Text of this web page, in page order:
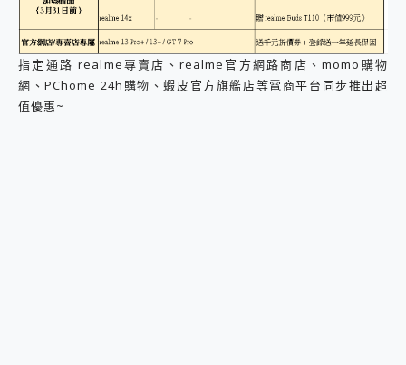
指定通路 realme專賣店、realme官方網路商店、momo購物
網、PChome 24h購物、蝦皮官方旗艦店等電商平台同步推出超
值優惠~